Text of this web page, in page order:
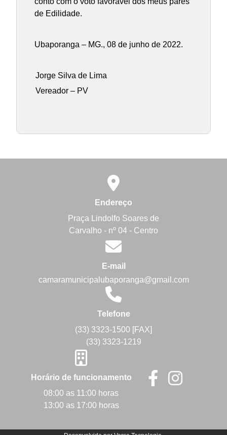
de Edilidade.
Ubaporanga – MG., 08 de junho de 2022.
Jorge Silva de Lima
Vereador – PV
Endereço
Praça Lindolfo Soares de
Carvalho - nº 04 - Centro
E-mail
camaramunicipalubaporanga@gmail.com
Telefone
(33) 3323-1500 [FAX]
(33) 3323-1219
Horário de funcionamento
08:00 as 11:00 horas
13:00 as 17:00 horas